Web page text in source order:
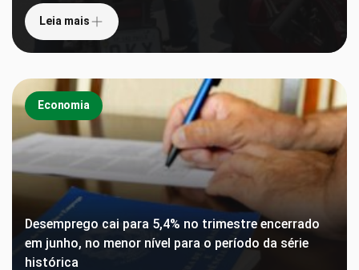
Leia mais
Economia
Desemprego cai para 5,4% no trimestre encerrado
em junho, no menor nível para o período da série
histórica